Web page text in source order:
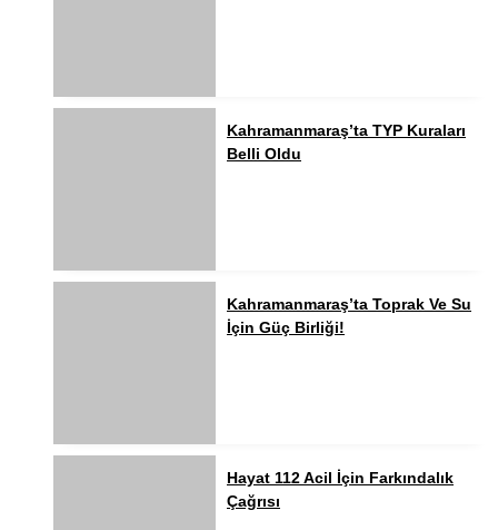
Kahramanmaraş’ta TYP Kuraları
Belli Oldu
Kahramanmaraş’ta Toprak Ve Su
İçin Güç Birliği!
Hayat 112 Acil İçin Farkındalık
Çağrısı